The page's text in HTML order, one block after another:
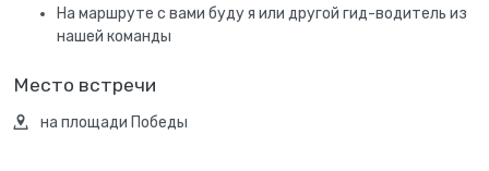
На маршруте с вами буду я или другой гид-водитель из
нашей команды
Место встречи
на площади Победы